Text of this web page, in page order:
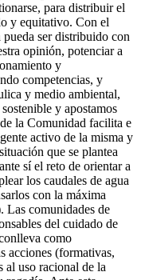
para distribuir el
y equitativo. Con el
ser distribuido con
opinión, potenciar a
y
competencias, y
y medio ambiental,
y apostamos
la Comunidad facilita e
activo de la misma y
que se plantea
sí el reto de orientar a
los caudales de agua
con la máxima
Las comunidades de
del cuidado de
como
acciones (formativas,
al uso racional de la